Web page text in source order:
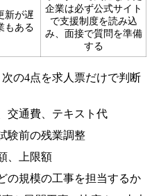
新が遅
もある
企業は必ず公式サイト
で支援制度を読み込
み、面接で質問を準備
する
の4点を求人票だけで判断
交通費、テキスト代
験前の残業調整
、上限額
の規模の工事を担当するか